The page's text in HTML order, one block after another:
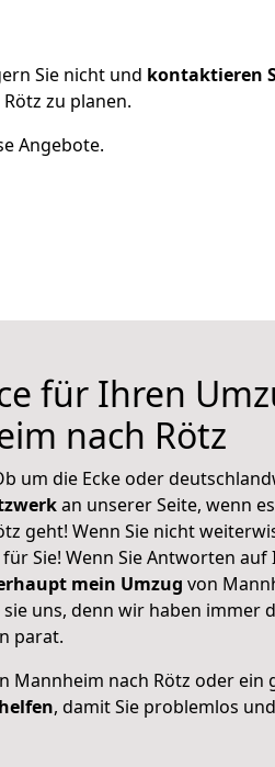
Sie nicht und kontaktieren
zu planen.
Angebote.
für Ihren
nach Rötz
um die Ecke oder
an unserer Seite, wenn
geht! Wenn Sie nicht
Sie! Wenn Sie Antworten auf
mein Umzug von
sie uns, denn wir haben immer
parat.
Mannheim nach Rötz oder ein
, damit Sie problemlos